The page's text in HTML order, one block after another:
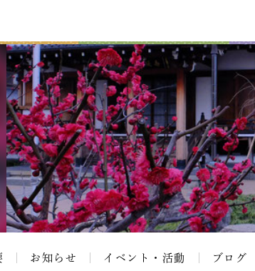
お知らせ イベント・活動 ブログ